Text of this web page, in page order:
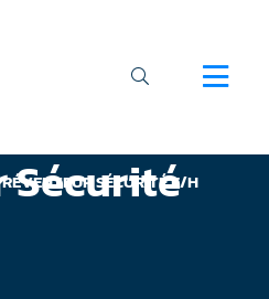
SÉCURITÉ F/H
Sécurité